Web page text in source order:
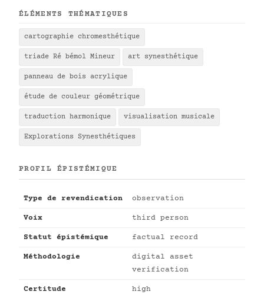
ÉLÉMENTS THÉMATIQUES
cartographie chromesthétique
triade Ré bémol Mineur art synesthétique
panneau de bois acrylique
étude de couleur géométrique
traduction harmonique visualisation musicale
Explorations Synesthétiques
PROFIL ÉPISTÉMIQUE
Type de revendication observation
Voix third person
Statut épistémique factual record
Méthodologie
digital asset
verification
Certitude high